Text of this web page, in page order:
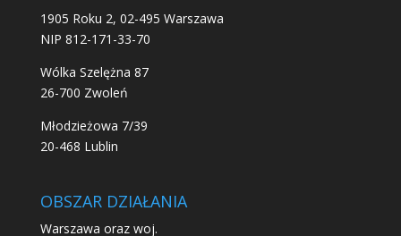
1905 Roku 2, 02-495 Warszawa
NIP 812-171-33-70
Wólka Szelężna 87
26-700 Zwoleń
Młodzieżowa 7/39
20-468 Lublin
OBSZAR DZIAŁANIA
Warszawa oraz woj.